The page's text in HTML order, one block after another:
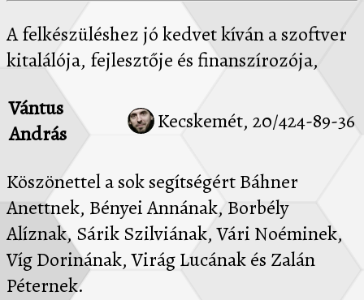
A felkészüléshez jó kedvet kíván a szoftver
kitalálója, fejlesztője és finanszírozója,
Vántus
András
Kecskemét, 20/424-89-36
Köszönettel a sok segítségért Báhner
Anettnek, Bényei Annának, Borbély
Alíznak, Sárik Szilviának, Vári Noéminek,
Víg Dorinának, Virág Lucának és Zalán
Péternek.